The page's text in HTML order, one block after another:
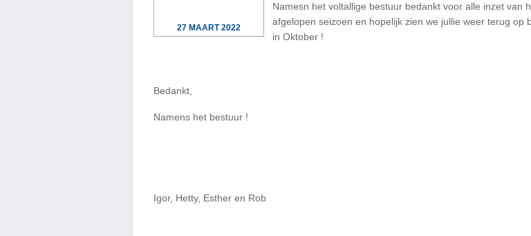
27 MAART 2022
Namesn het voltallige bestuur bedankt voor alle inzet van
afgelopen seizoen en hopelijk zien we jullie weer terug op
in Oktober !
Bedankt,
Namens het bestuur !
Igor, Hetty, Esther en Rob